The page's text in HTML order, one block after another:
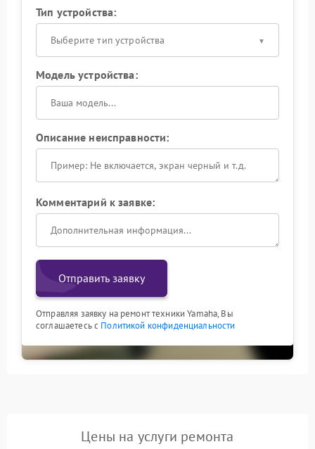
Тип устройства:
Выберите тип устройства
Модель устройства:
Описание неисправности:
Комментарий к заявке:
Отправить заявку
Отправляя заявку на ремонт техники Yamaha, Вы
соглашаетесь с Политикой конфиденциальности
Цены на услуги ремонта